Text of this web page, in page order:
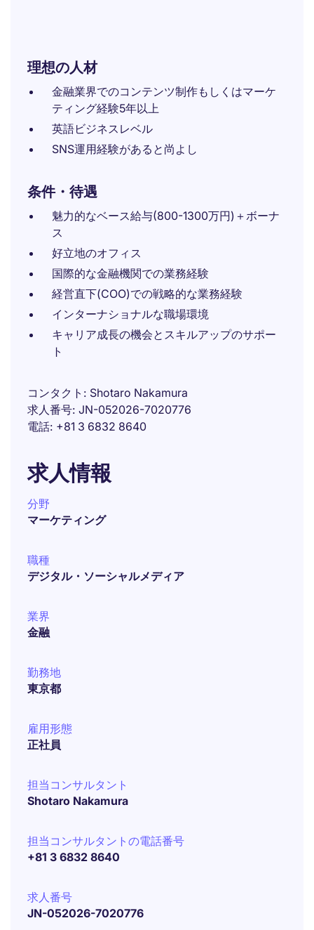
理想の人材
金融業界でのコンテンツ制作もしくはマーケ
ティング経験5年以上
英語ビジネスレベル
SNS運用経験があると尚よし
条件・待遇
魅力的なベース給与(800-1300万円)＋ボーナ
ス
好立地のオフィス
国際的な金融機関での業務経験
経営直下(COO)での戦略的な業務経験
インターナショナルな職場環境
キャリア成長の機会とスキルアップのサポー
ト
コンタクト
Shotaro Nakamura
求人番号 JN-052026-7020776
電話 +81 3 6832 8640
求人情報
分野
マーケティング
職種
デジタル・ソーシャルメディア
業界
金融
勤務地
東京都
雇用形態
正社員
担当コンサルタント
Shotaro Nakamura
担当コンサルタントの電話番号
+81 3 6832 8640
求人番号
JN-052026-7020776